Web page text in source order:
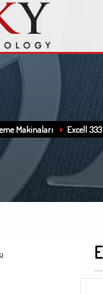
Makinaları Excell